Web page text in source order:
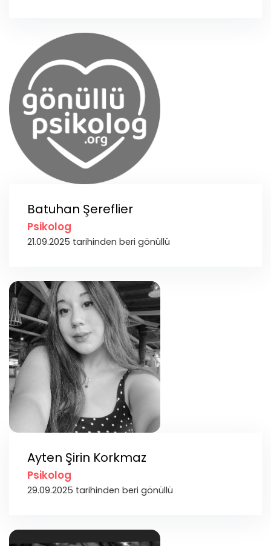
Batuhan Şereflier
Psikolog
21.09.2025 tarihinden beri gönüllü
Ayten Şirin Korkmaz
Psikolog
29.09.2025 tarihinden beri gönüllü